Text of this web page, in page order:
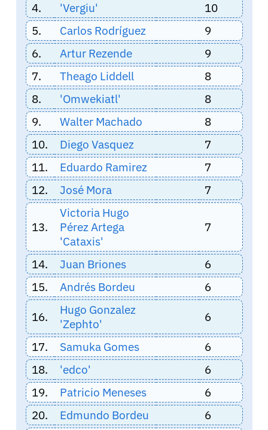
4.
'Vergiu'
10
5.
Carlos Rodríguez
9
6.
Artur Rezende
9
7.
Theago Liddell
8
8.
'Omwekiatl'
8
9.
Walter Machado
8
10.
Diego Vasquez
7
11.
Eduardo Ramirez
7
12.
José Mora 7
13.
Victoria Hugo
Pérez Artega
'Cataxis'
7
14. Juan Briones
6
15.
Andrés Bordeu 6
16.
Hugo Gonzalez
'Zephto'
6
17. Samuka Gomes
6
18.
'edco'
6
19.
Patricio Meneses
6
20.
Edmundo Bordeu
6